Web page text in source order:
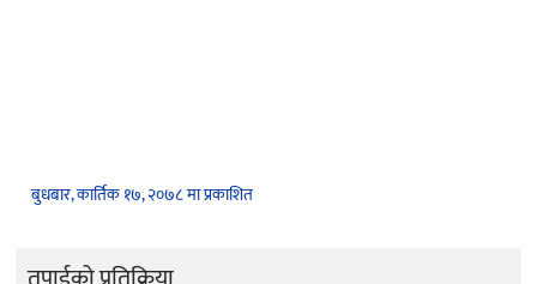
बुधबार, कार्तिक १७, २०७८ मा प्रकाशित